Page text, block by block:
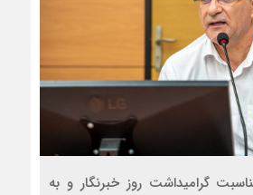
گرامیداشت روز خبرنگار و به